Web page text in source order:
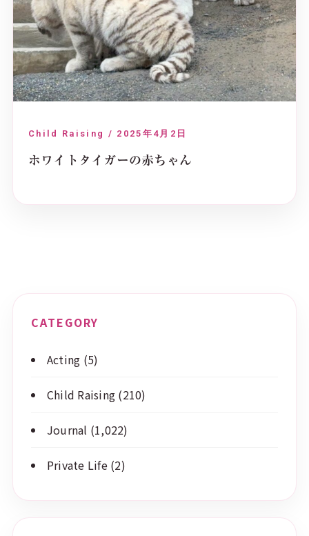
Child Raising / 2025年4月2日
ホワイトタイガーの赤ちゃん
CATEGORY
Acting (5)
Child Raising (210)
Journal (1,022)
Private Life(2)